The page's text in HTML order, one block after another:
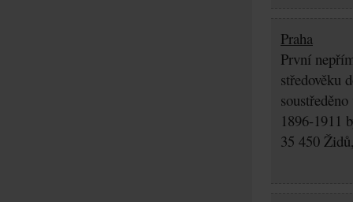
Praha
První
středověku
1896-1911
35 450